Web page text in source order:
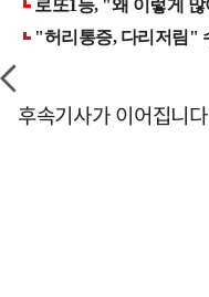
후속기사가 이어집니다